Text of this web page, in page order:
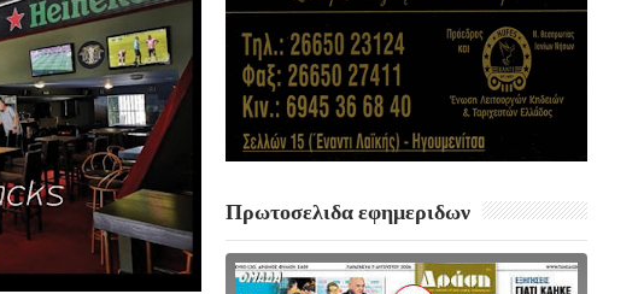
Πρωτοσελιδα εφημεριδων